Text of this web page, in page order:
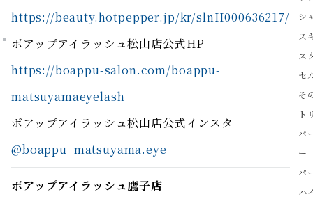
https://beauty.hotpepper.jp/kr/slnH000636217/
ボアップアイラッシュ松山店公式HP
https://boappu-salon.com/boappu-
matsuyamaeyelash
ボアップアイラッシュ松山店公式インスタ
@boappu_matsuyama.eye
ボアップアイラッシュ鷹子店
シ
ス
ス
セ
そ
ト
パ
ー
パ
ハ